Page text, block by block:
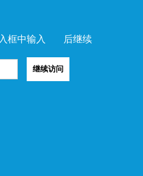
框中输入 后继续
继续访问